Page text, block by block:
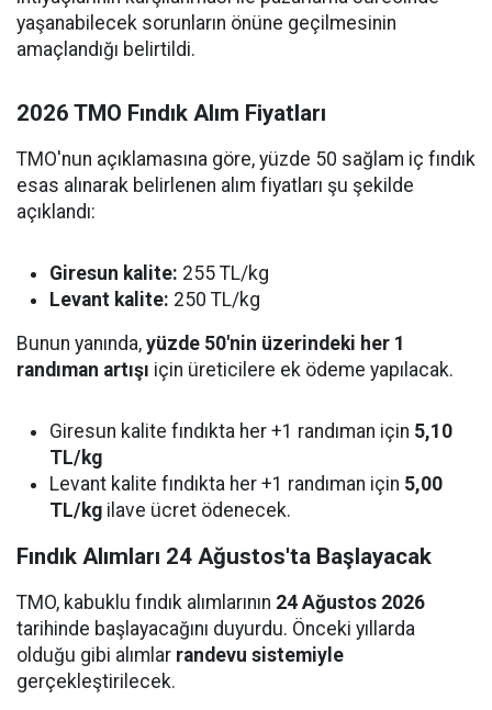
yaşanabilecek sorunların önüne geçilmesinin
amaçlandığı belirtildi.
2026 TMO Fındık Alım Fiyatları
TMO'nun açıklamasına göre, yüzde 50 sağlam iç fındık
esas alınarak belirlenen alım fiyatları şu şekilde
açıklandı:
Giresun kalite: 255 TL/kg
Levant kalite: 250 TL/kg
Bunun yanında, yüzde 50'nin üzerindeki her 1
randıman artışı için üreticilere ek ödeme yapılacak.
Giresun kalite fındıkta her +1 randıman için 5,10
TL/kg
Levant kalite fındıkta her +1 randıman için 5,00
TL/kg ilave ücret ödenecek.
Fındık Alımları 24 Ağustos'ta Başlayacak
TMO, kabuklu fındık alımlarının 24 Ağustos 2026
tarihinde başlayacağını duyurdu. Önceki yıllarda
olduğu gibi alımlar randevu sistemiyle
gerçekleştirilecek.